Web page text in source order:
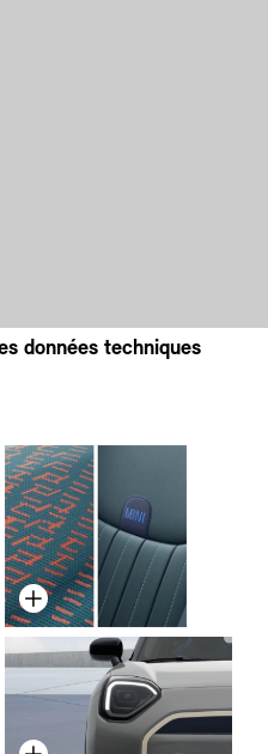
données techniques